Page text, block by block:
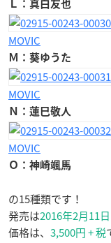
Ｌ：真白友也
MOVIC
Ｍ：葵ゆうた
MOVIC
Ｎ：蓮巳敬人
MOVIC
Ｏ：神崎颯馬
の15種類です！
発売は2016年2月11
価格は、 3,500円 + 税